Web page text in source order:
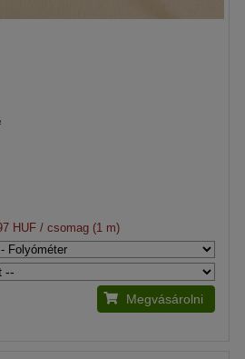
HUF / csomag (1 m)
Megvásárolni